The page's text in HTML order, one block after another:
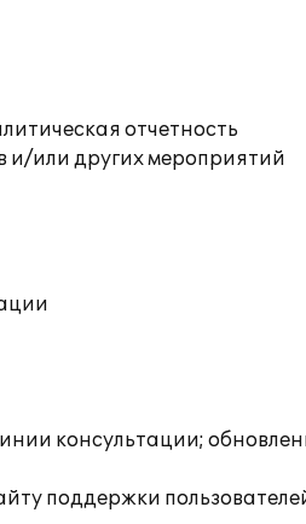
отчетность
и/или других мероприятий
консультации;
поддержки